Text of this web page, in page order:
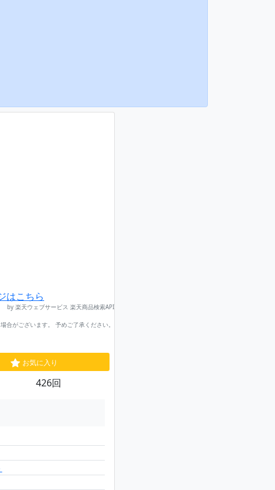
はこちら
by 楽天ウェブサービス 楽天商品検索API
合がございます。 予めご了承ください。
お気に入り
426回